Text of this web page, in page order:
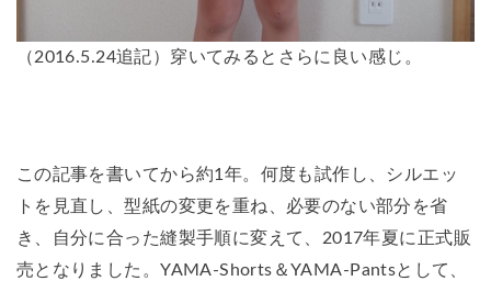
（2016.5.24追記）穿いてみるとさらに良い感じ。
この記事を書いてから約1年。何度も試作し、シルエッ
トを見直し、型紙の変更を重ね、必要のない部分を省
き、自分に合った縫製手順に変えて、2017年夏に正式販
売となりました。YAMA-Shorts＆YAMA-Pantsとして、